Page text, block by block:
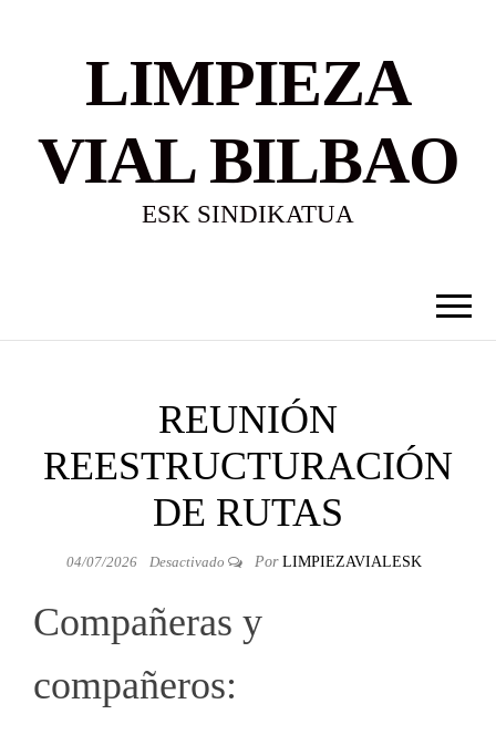
LIMPIEZA
VIAL BILBAO
ESK SINDIKATUA
REUNIÓN
REESTRUCTURACIÓN
DE RUTAS
04/07/2026 Desactivado Por LIMPIEZAVIALESK
Compañeras y
compañeros: